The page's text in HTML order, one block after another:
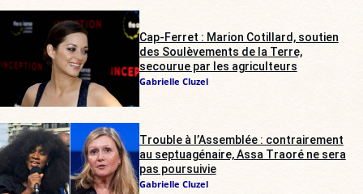
Cap-Ferret : Marion Cotillard, soutien
des Soulèvements de la Terre,
secourue par les agriculteurs
Gabrielle Cluzel
Trouble à l’Assemblée : contrairement
au septuagénaire, Assa Traoré ne sera
pas poursuivie
Gabrielle Cluzel